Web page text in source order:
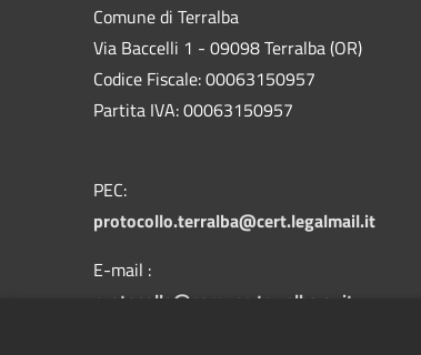
Comune di Terralba
Via Baccelli 1 - 09098 Terralba (OR)
Codice Fiscale: 00063150957
Partita IVA: 00063150957
PEC:
protocollo.terralba@cert.legalmail.it
E-mail :
protocollo@comune.terralba.or.it